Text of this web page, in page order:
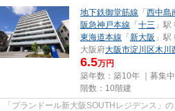
地下鉄御堂筋線 「 西中島
阪急神戸本線 「 十三 」
東海道本線 「 新大阪 」
大阪府大阪市淀川区木川
6.5万円
築年数：築10年 ｜募集中
階数：10階建
「プランドール新大阪SOUTHレジデンス」